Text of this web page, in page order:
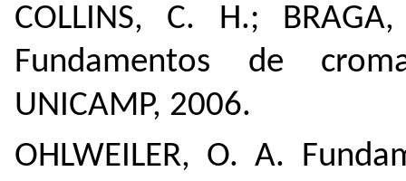
COLLINS, C. H.;
Fundamentos de
UNICAMP, 2006.
OHLWEILER, O. A.